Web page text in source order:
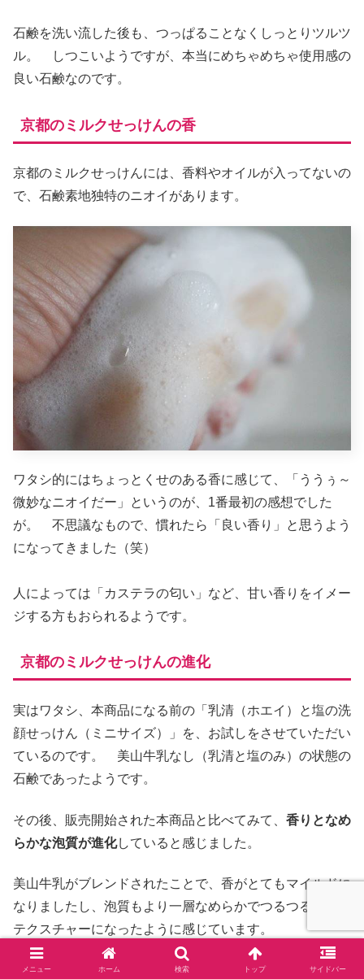
石鹸を洗い流した後も、つっぱることなくしっとりツルツ
ル。 しつこいようですが、本当にめちゃめちゃ使用感の
良い石鹸なのです。
京都のミルクせっけんの香
京都のミルクせっけんには、香料やオイルが入ってないの
で、石鹸素地独特のニオイがあります。
ワタシ的にはちょっとくせのある香に感じて、「ううぅ～
微妙なニオイだー」というのが、1番最初の感想でした
が。 不思議なもので、慣れたら「良い香り」と思うよう
になってきました（笑）
人によっては「カステラの匂い」など、甘い香りをイメー
ジする方もおられるようです。
京都のミルクせっけんの進化
実はワタシ、本商品になる前の「乳清（ホエイ）と塩の洗
顔せっけん（ミニサイズ）」を、お試しをさせていただい
ているのです。 美山牛乳なし（乳清と塩のみ）の状態の
石鹸であったようです。
その後、販売開始された本商品と比べてみて、 香りとなめ
らかな泡質が進化していると感じました。
美山牛乳がブレンドされたことで、香がとてもマイルドに
なりましたし、泡質もより一層なめらかでつるつるとした
テクスチャーになったように感じています。
商品化するまでには、たくさんのご苦労があったようです
メニュー ホーム 検索 トップ サイドバー